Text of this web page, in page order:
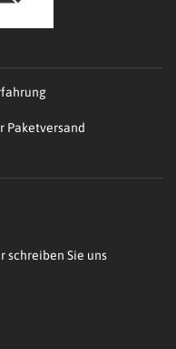
Paketversand
schreiben Sie uns